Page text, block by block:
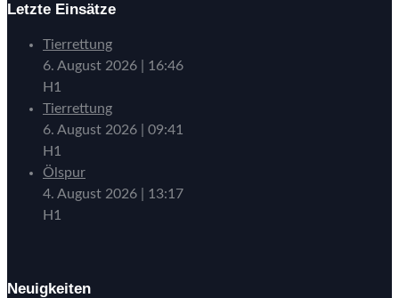
Letzte Einsätze
Tierrettung
6. August 2026
16:46
H1
Tierrettung
6. August 2026
09:41
H1
Ölspur
4. August 2026
13:17
H1
Neuigkeiten